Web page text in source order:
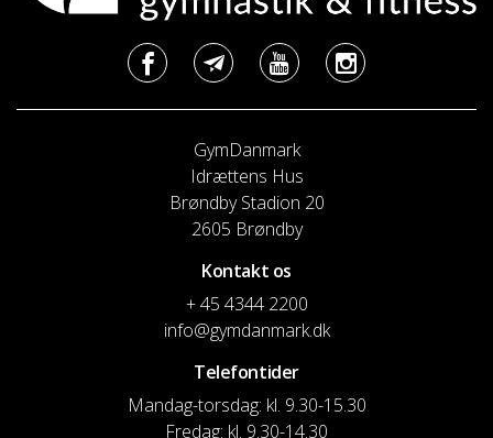
GymDanmark
Idrættens Hus
Brøndby Stadion 20
2605 Brøndby
Kontakt os
+ 45 4344 2200
info@gymdanmark.dk
Telefontider
Mandag-torsdag: kl. 9.30-15.30
Fredag: kl. 9.30-14.30